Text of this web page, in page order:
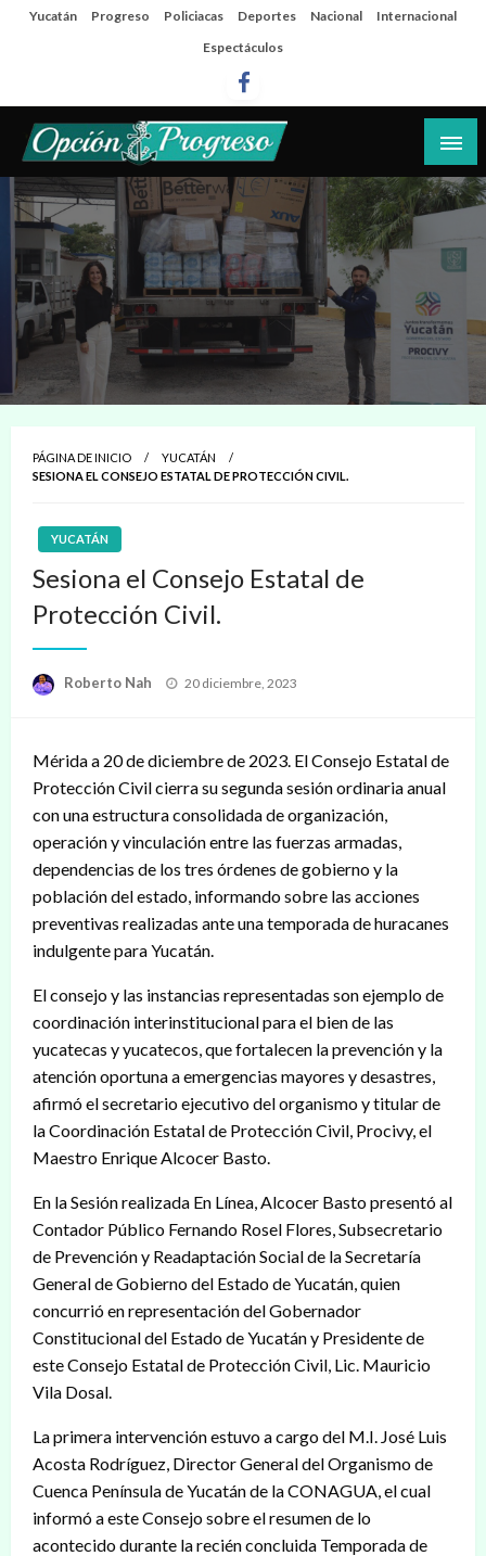
SaltaYucatán Progreso Policiacas Deportes Nacional
Internacional
Espectáculos
Opción Progreso
Las noticias del día a día del puerto
PÁGINA DE INICIO
YUCATÁN
SESIONA EL CONSEJO ESTATAL DE PROTECCIÓN CIVIL.
YUCATÁN
Sesiona el Consejo Estatal de
Protección Civil.
Roberto Nah
Publicado
20 diciembre, 2023
Mérida a 20 de diciembre de 2023. El Consejo Estatal de
Protección Civil cierra su segunda sesión ordinaria anual
con una estructura consolidada de organización,
operación y vinculación entre las fuerzas armadas,
dependencias de los tres órdenes de gobierno y la
población del estado, informando sobre las acciones
preventivas realizadas ante una temporada de huracanes
indulgente para Yucatán.
El consejo y las instancias representadas son ejemplo de
coordinación interinstitucional para el bien de las
yucatecas y yucatecos, que fortalecen la prevención y la
atención oportuna a emergencias mayores y desastres,
afirmó el secretario ejecutivo del organismo y titular de
la Coordinación Estatal de Protección Civil, Procivy, el
Maestro Enrique Alcocer Basto.
En la Sesión realizada En Línea, Alcocer Basto presentó al
Contador Público Fernando Rosel Flores, Subsecretario
de Prevención y Readaptación Social de la Secretaría
General de Gobierno del Estado de Yucatán, quien
concurrió en representación del Gobernador
Constitucional del Estado de Yucatán y Presidente de
este Consejo Estatal de Protección Civil, Lic. Mauricio
Vila Dosal.
La primera intervención estuvo a cargo del M.I. José Luis
Acosta Rodríguez, Director General del Organismo de
Cuenca Península de Yucatán de la CONAGUA, el cual
informó a este Consejo sobre el resumen de lo
acontecido durante la recién concluida Temporada de